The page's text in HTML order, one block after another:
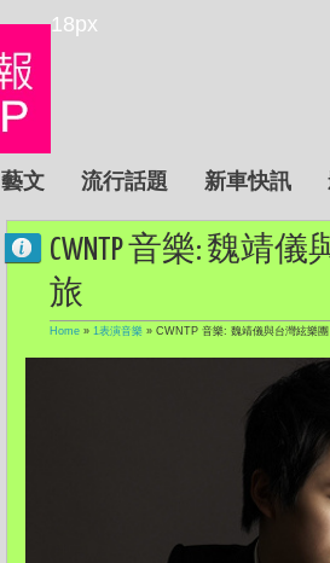
18px
藝文 流行話題 新車快訊
CWNTP 音樂: 魏靖
旅
Home » 1表演音樂 » CWNTP 音樂: 魏靖儀與台灣絃樂